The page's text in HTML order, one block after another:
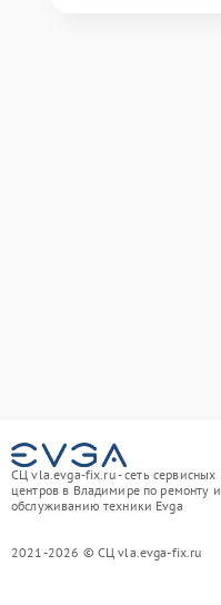
СЦ vla.evga-fix.ru - сеть сервисных
центров в Владимире по ремонту и
обслуживанию техники Evga
2021-2026 © СЦ vla.evga-fix.ru